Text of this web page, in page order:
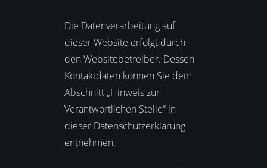
Die Datenverarbeitung auf
dieser Website erfolgt durch
den Websitebetreiber. Dessen
Kontaktdaten können Sie dem
Abschnitt „Hinweis zur
Verantwortlichen Stelle“ in
dieser Datenschutzerklärung
entnehmen.